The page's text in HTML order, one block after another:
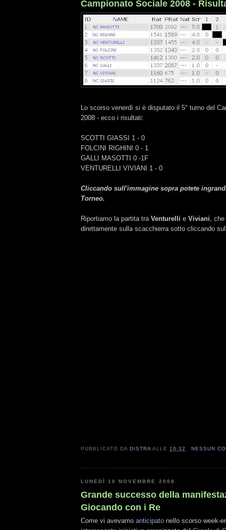
Campionato Sociale 2008 -
Lo scorso venerdì si è disputato il 5° turno del
2008 - ecco i risultati:
SCOTTI GIASSI 1 - 0
FOLCINI RIGHINI 0 - 1
GALLI MASOTTI 0 -1F
VENTURELLI VIVIANI 1 - 0
Cliccando sull'immagine sopra potete
Torneo.
Riportiamo la partita tra Venturelli e Viviani ,
direttamente sulla scacchierra sotto cliccando
PUBBLICATO DADISTRA ALLE 10:32 NESSUN
LUNEDÌ 10 NOVEMBRE 2008
Grande successo della
Giocando con i Re
Come vi avevamo anticipato nello scorso week-